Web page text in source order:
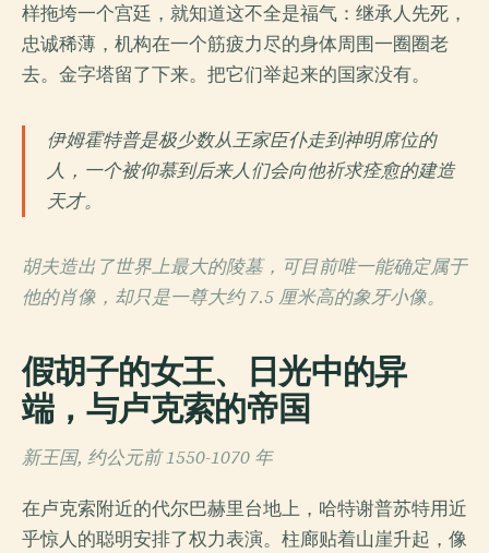
样拖垮一个宫廷，就知道这不全是福气：继承人先死，
忠诚稀薄，机构在一个筋疲力尽的身体周围一圈圈老
去。金字塔留了下来。把它们举起来的国家没有。
伊姆霍特普是极少数从王家臣仆走到神明席位的
人，一个被仰慕到后来人们会向他祈求痊愈的建造
天才。
胡夫造出了世界上最大的陵墓，可目前唯一能确定属于
他的肖像，却只是一尊大约 7.5 厘米高的象牙小像。
假胡子的女王、日光中的异
端，与卢克索的帝国
新王国, 约公元前 1550-1070 年
在卢克索附近的代尔巴赫里台地上，哈特谢普苏特用近
乎惊人的聪明安排了权力表演。柱廊贴着山崖升起，像